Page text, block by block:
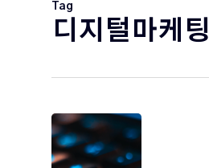
Tag
디지털마케팅